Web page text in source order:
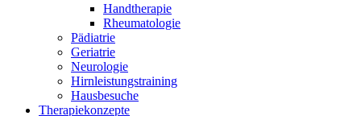
Handtherapie
Rheumatologie
Pädiatrie
Geriatrie
Neurologie
Hirnleistungstraining
Hausbesuche
Therapiekonzepte